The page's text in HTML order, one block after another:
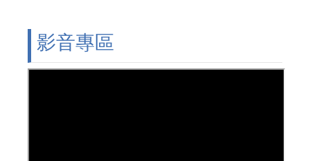
影音專區